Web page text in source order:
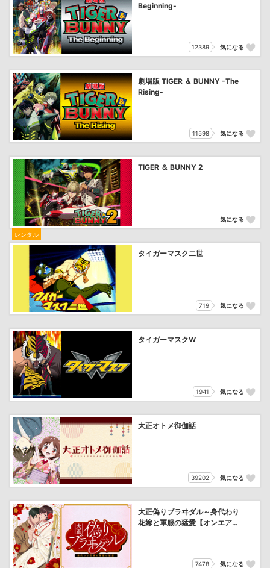
Beginning-
12389 気になる
劇場版 TIGER ＆ BUNNY -The
Rising-
11598 気になる
TIGER ＆ BUNNY 2
気になる
レンタル
タイガーマスク二世
719 気になる
タイガーマスクW
1941 気になる
大正オトメ御伽話
39202 気になる
大正偽りブラヰダル～身代わり
花嫁と軍服の猛愛【オンエア
7478 気になる